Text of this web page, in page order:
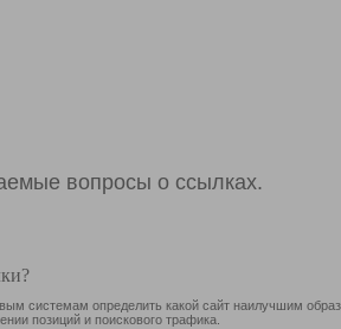
вопросы о ссылках.
системам определить какой сайт наилучшим
позиций и поискового трафика.